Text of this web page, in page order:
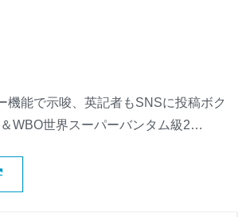
機能で示唆、英記者もSNSに投稿ボク
WBO世界スーパーバンタム級2…